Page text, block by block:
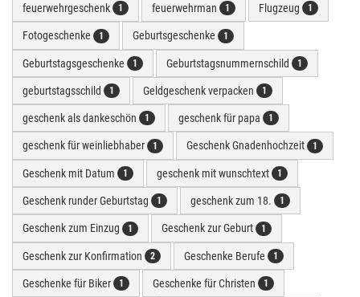
feuerwehrgeschenk 1 feuerwehrman 1 Flugzeug 1
Fotogeschenke 1 Geburtsgeschenke 1
Geburtstagsgeschenke 1 Geburtstagsnummernschild 1
geburtstagsschild 1 Geldgeschenk verpacken 1
geschenk als dankeschön 1 geschenk für papa 1
geschenk für weinliebhaber 1 Geschenk Gnadenhochzeit 1
Geschenk mit Datum 1 geschenk mit wunschtext 1
Geschenk runder Geburtstag 1 geschenk zum 18. 1
Geschenk zum Einzug 1 Geschenk zur Geburt 1
Geschenk zur Konfirmation 2 Geschenke Berufe 1
Geschenke für Biker 1 Geschenke für Christen 1